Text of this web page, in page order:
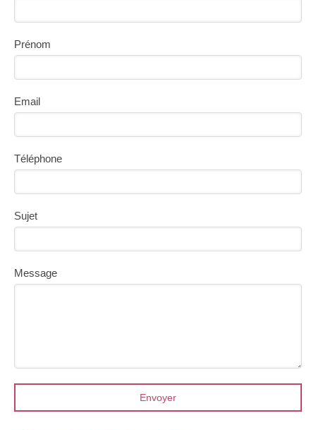
Prénom
Email
Téléphone
Sujet
Message
Envoyer